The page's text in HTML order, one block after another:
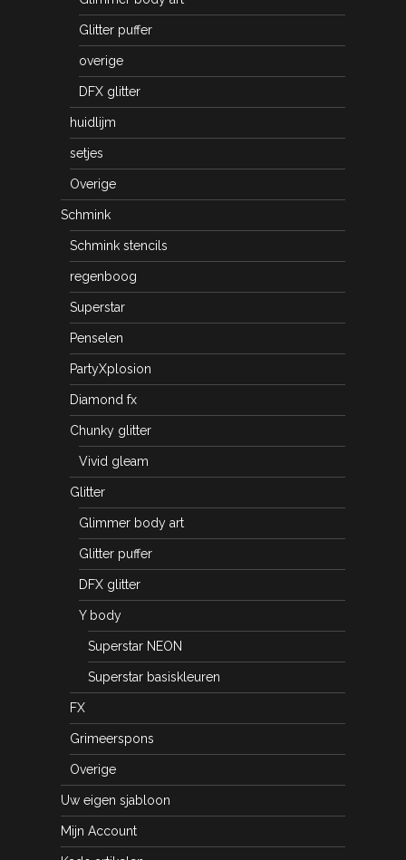
Glitter puffer
overige
DFX glitter
huidlijm
setjes
Overige
Schmink
Schmink stencils
regenboog
Superstar
Penselen
PartyXplosion
Diamond fx
Chunky glitter
Vivid gleam
Glitter
Glimmer body art
Glitter puffer
DFX glitter
Y body
Superstar NEON
Superstar basiskleuren
FX
Grimeerspons
Overige
Uw eigen sjabloon
Mijn Account